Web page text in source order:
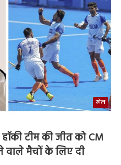
खेल
टीम की जीत को CM
वाले मैचों के लिए दी